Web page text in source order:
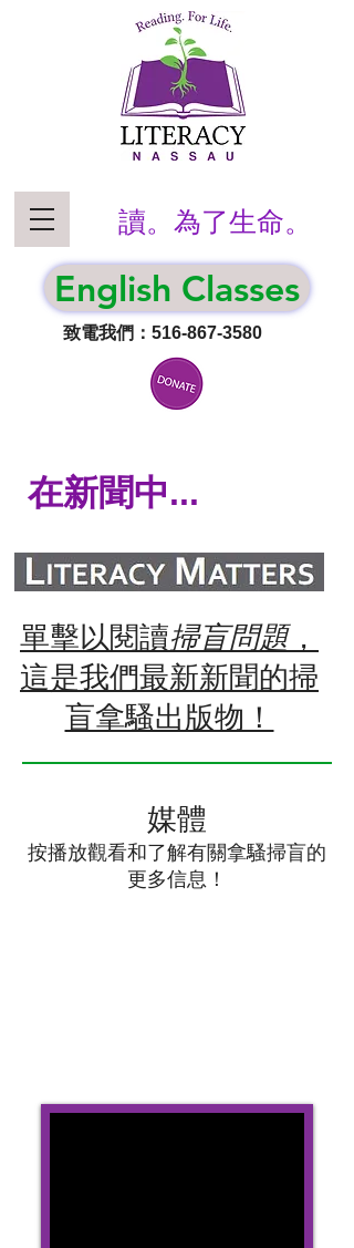
致電我們：516-867-3580
讀。為了生命。
English Classes
在新聞中...
單擊以閱讀掃盲問題，
這是我們最新新聞的掃
盲拿騷出版物！
媒體
按播放觀看和了解有關拿騷掃盲的
更多信息！